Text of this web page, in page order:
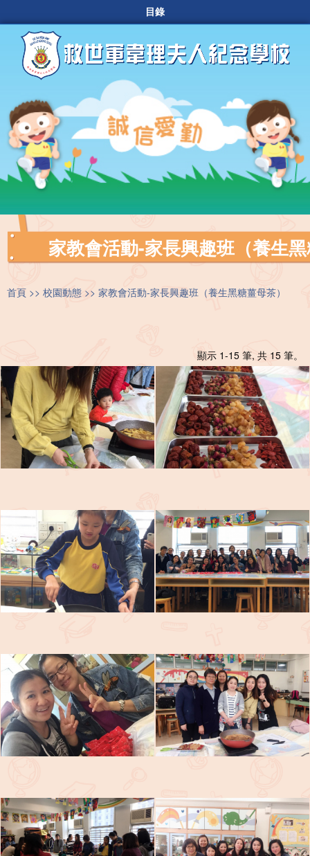
目錄
家教會活動-家長興趣班（養生
首頁 校園動態 家教會活動-家長興趣班（養生黑糖薑母茶）
顯示 1-15 筆, 共 15 筆。